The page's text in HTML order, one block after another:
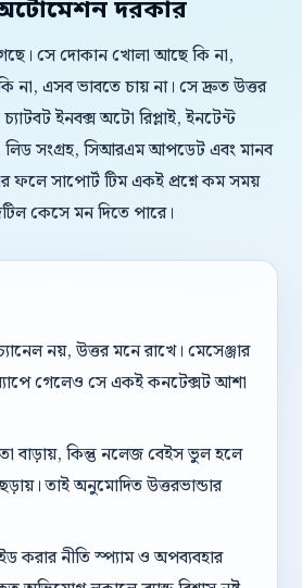
দরকার
সে দোকান খোলা আছে কি না,
এসব ভাবতে চায় না। সে দ্রুত উত্তর
ইনবক্স অটো রিপ্লাই, ইনটেন্ট
লিড সংগ্রহ, সিআরএম আপডেট এবং মানব
ফলে সাপোর্ট টিম একই প্রশ্নে কম সময়
কেসে মন দিতে পারে।
নয়, উত্তর মনে রাখে। মেসেঞ্জার
গেলেও সে একই কনটেক্সট আশা
বাড়ায়, কিন্তু নলেজ বেইস ভুল হলে
তাই অনুমোদিত উত্তরভান্ডার
করার নীতি স্প্যাম ও অপব্যবহার